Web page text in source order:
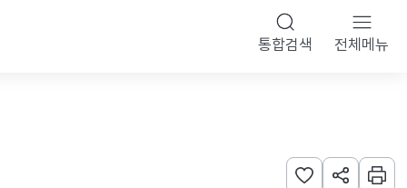
통합검색 전체메뉴
관심사 등록하기
URL 공유하
인쇄